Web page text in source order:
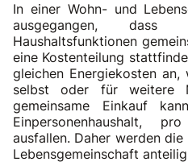
In einer Wohn- und
ausgegangen,
Haushaltsfunktionen
eine Kostenteilung
gleichen Energiekosten
selbst oder für weitere
gemeinsame Einkauf
Einpersonenhaushalt,
ausfallen. Daher werden
Lebensgemeinschaft